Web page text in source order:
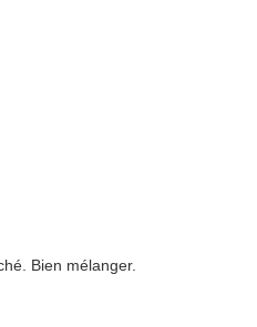
Bien mélanger.